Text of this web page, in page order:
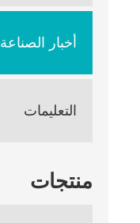
أخبار الصناعة
التعليمات
منتجات